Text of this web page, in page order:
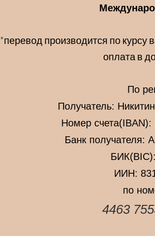
*перевод производится по
оплата в
По
Получатель:
Номер счета(IBAN):
Банк получателя:
ИИН:
по
4463